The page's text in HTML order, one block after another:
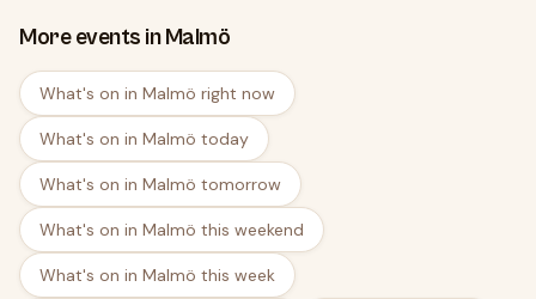
More events in Malmö
What's on in Malmö right now
What's on in Malmö today
What's on in Malmö tomorrow
What's on in Malmö this weekend
What's on in Malmö this week